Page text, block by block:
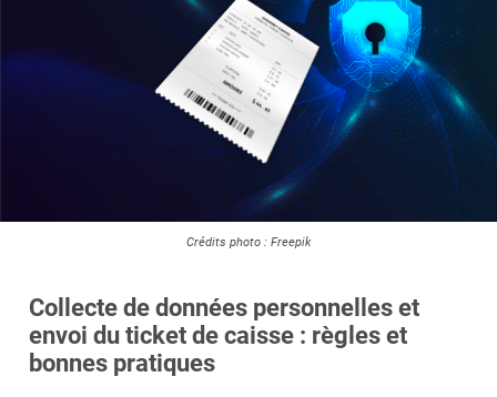
Essayer le logiciel
Crédits photo : Freepik
Collecte de données personnelles et
envoi du ticket de caisse : règles et
bonnes pratiques